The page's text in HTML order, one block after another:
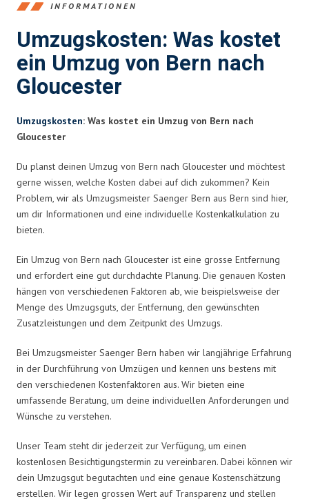
INFORMATIONEN
Umzugskosten: Was kostet
ein Umzug von Bern nach
Gloucester
Umzugskosten: Was kostet ein Umzug von Bern nach
Gloucester
Du planst deinen Umzug von Bern nach Gloucester und möchtest
gerne wissen, welche Kosten dabei auf dich zukommen? Kein
Problem, wir als Umzugsmeister Saenger Bern aus Bern sind hier,
um dir Informationen und eine individuelle Kostenkalkulation zu
bieten.
Ein Umzug von Bern nach Gloucester ist eine grosse Entfernung
und erfordert eine gut durchdachte Planung. Die genauen Kosten
hängen von verschiedenen Faktoren ab, wie beispielsweise der
Menge des Umzugsguts, der Entfernung, den gewünschten
Zusatzleistungen und dem Zeitpunkt des Umzugs.
Bei Umzugsmeister Saenger Bern haben wir langjährige Erfahrung
in der Durchführung von Umzügen und kennen uns bestens mit
den verschiedenen Kostenfaktoren aus. Wir bieten eine
umfassende Beratung, um deine individuellen Anforderungen und
Wünsche zu verstehen.
Unser Team steht dir jederzeit zur Verfügung, um einen
kostenlosen Besichtigungstermin zu vereinbaren. Dabei können wir
dein Umzugsgut begutachten und eine genaue Kostenschätzung
erstellen. Wir legen grossen Wert auf Transparenz und stellen